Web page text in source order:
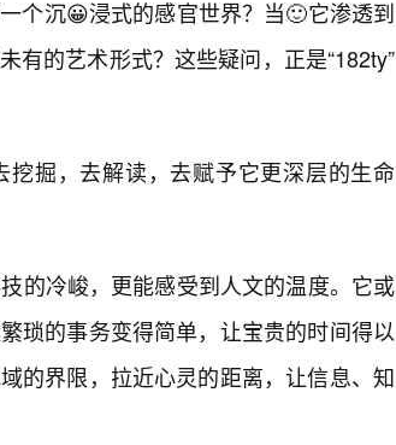
个沉😀浸式的感官世界？当🙂它渗透到
有的艺术形式？这些疑问，正是“182ty”
掘，去解读，去赋予它更深层的生命
的冷峻，更能感受到人文的温度。它或
琐的事务变得简单，让宝贵的时间得以
的界限，拉近心灵的距离，让信息、知